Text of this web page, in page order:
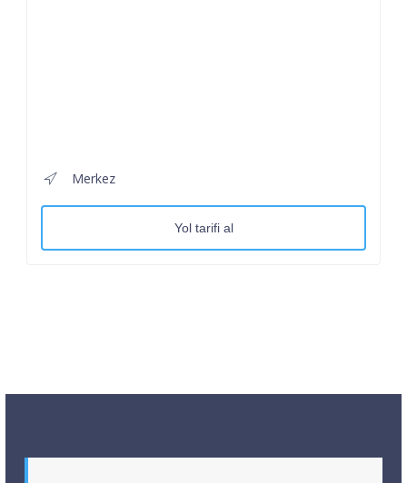
Merkez
Yol tarifi al